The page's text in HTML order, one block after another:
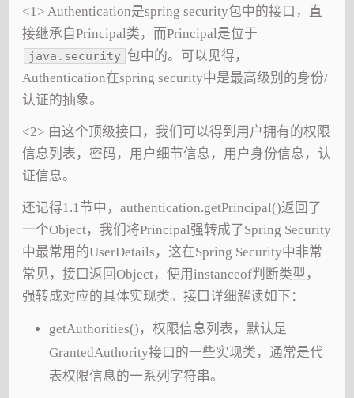
<1> Authentication是spring security包中的接口，直
接继承自Principal类，而Principal是位于
java.security 包中的。可以见得，
Authentication在spring security中是最高级别的身份/
认证的抽象。
<2> 由这个顶级接口，我们可以得到用户拥有的权限
信息列表，密码，用户细节信息，用户身份信息，认
证信息。
还记得1.1节中，authentication.getPrincipal()返回了
一个Object，我们将Principal强转成了Spring Security
中最常用的UserDetails，这在Spring Security中非常
常见，接口返回Object，使用instanceof判断类型，
强转成对应的具体实现类。接口详细解读如下：
getAuthorities()，权限信息列表，默认是
GrantedAuthority接口的一些实现类，通常是代
表权限信息的一系列字符串。